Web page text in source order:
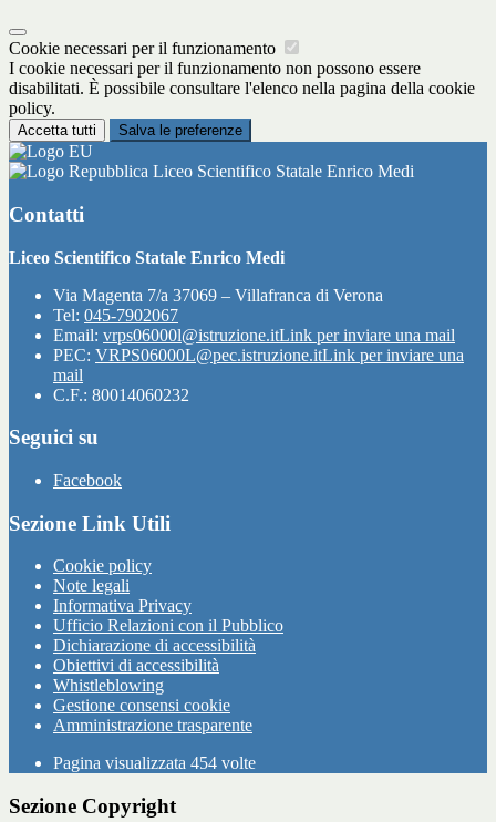
Cookie necessari per il funzionamento
I cookie necessari per il funzionamento non possono essere
disabilitati. È possibile consultare l'elenco nella pagina della cookie
policy.
Accetta tutti Salva le preferenze
Liceo Scientifico Statale Enrico Medi
Contatti
Liceo Scientifico Statale Enrico Medi
Via Magenta 7/a 37069 – Villafranca di Verona
Tel: 045-7902067
Email: vrps06000l@istruzione.itLink per inviare una mail
PEC: VRPS06000L@pec.istruzione.itLink per inviare una
mail
C.F.: 80014060232
Seguici su
Facebook
Sezione Link Utili
Cookie policy
Note legali
Informativa Privacy
Ufficio Relazioni con il Pubblico
Dichiarazione di accessibilità
Obiettivi di accessibilità
Whistleblowing
Gestione consensi cookie
Amministrazione trasparente
Pagina visualizzata 454 volte
Sezione Copyright